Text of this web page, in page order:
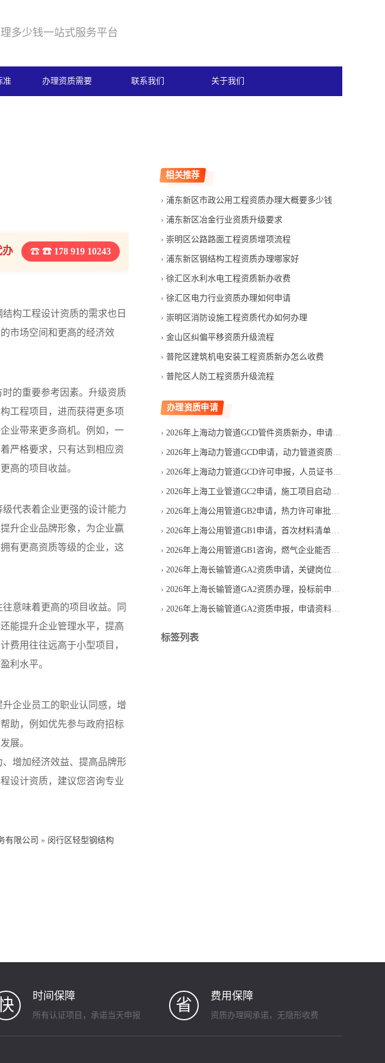
多少钱一站式服务平台
准 办理资质需要 联系我们 关于我们
办 ☎ 178 919 10243
构工程设计资质的需求也日
市场空间和更高的经济效
的重要参考因素。升级资质
工程项目，进而获得更多项
业带来更多商机。例如，一
严格要求，只有达到相应资
高的项目收益。
代表着企业更强的设计能力
升企业品牌形象，为企业赢
有更高资质等级的企业，这
意味着更高的项目收益。同
能提升企业管理水平，提高
费用往往远高于小型项目，
利水平。
企业员工的职业认同感，增
助，例如优先参与政府招标
展。
增加经济效益、提高品牌形
设计资质，建议您咨询专业
有限公司 » 闵行区轻型钢结构
相关推荐
浦东新区市政公用工程资质办理大概要多少钱
浦东新区冶金行业资质升级要求
崇明区公路路面工程资质增项流程
浦东新区钢结构工程资质办理哪家好
徐汇区水利水电工程资质新办收费
徐汇区电力行业资质办理如何申请
崇明区消防设施工程资质代办如何办理
金山区纠偏平移资质升级流程
普陀区建筑机电安装工程资质新办怎么收费
普陀区人防工程资质升级流程
办理资质申请
2026年上海动力管道GCD管件资质新办，申请费用包含哪些项目
2026年上海动力管道GCD申请，动力管道资质能否赶上投标
2026年上海动力管道GCD许可申报，人员证书如何匹配申请范围
2026年上海工业管道GC2申请，施工项目启动前要准备什么
2026年上海公用管道GB2申请，热力许可审批要等多久
2026年上海公用管道GB1申请，首次材料清单应按什么顺序整理
2026年上海公用管道GB1咨询，燃气企业能否直接申请
2026年上海长输管道GA2资质申请，关键岗位人员必须齐全吗
2026年上海长输管道GA2资质办理，投标前申请是否来得及
2026年上海长输管道GA2资质申报，申请资料怎样减少退回
标签列表
时间保障
所有认证项目，承诺当天申报
省 费用保障
资质办理网承诺，无隐形收费